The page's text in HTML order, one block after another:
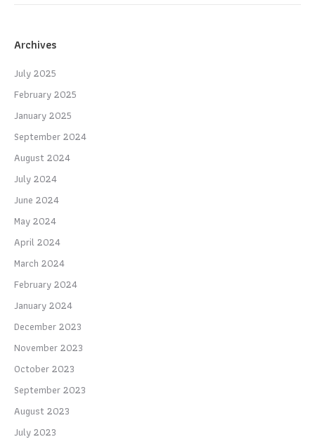
Archives
July 2025
February 2025
January 2025
September 2024
August 2024
July 2024
June 2024
May 2024
April 2024
March 2024
February 2024
January 2024
December 2023
November 2023
October 2023
September 2023
August 2023
July 2023